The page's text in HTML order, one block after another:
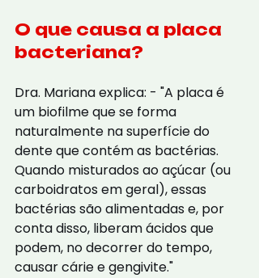
O que causa a placa
bacteriana?
Dra. Mariana explica: - "A placa é
um biofilme que se forma
naturalmente na superfície do
dente que contém as bactérias.
Quando misturados ao açúcar (ou
carboidratos em geral), essas
bactérias são alimentadas e, por
conta disso, liberam ácidos que
podem, no decorrer do tempo,
causar cárie e gengivite."